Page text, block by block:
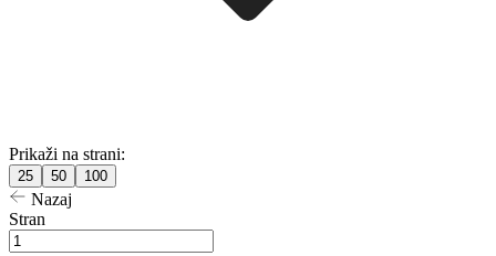
Prikaži na strani:
25 50 100
Nazaj
Stran